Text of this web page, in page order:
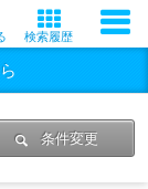
検索履歴
条件変更